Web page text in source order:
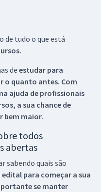
de tudo o que está
de estudar para
o quanto antes. Com
ajuda de profissionais
a sua chance de
bem maior.
todos
abertas
sabendo quais são
para começar a sua
se manter